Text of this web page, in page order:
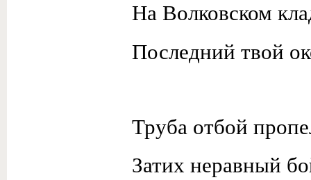
На Волковском
Последний твой
Труба отбой
Затих неравный